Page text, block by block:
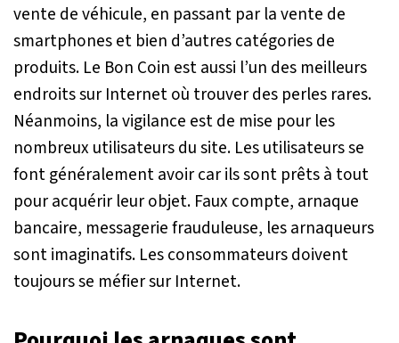
vente de véhicule, en passant par la vente de
smartphones et bien d’autres catégories de
produits. Le Bon Coin est aussi l’un des meilleurs
endroits sur Internet où trouver des perles rares.
Néanmoins, la vigilance est de mise pour les
nombreux utilisateurs du site. Les utilisateurs se
font généralement avoir car ils sont prêts à tout
pour acquérir leur objet. Faux compte, arnaque
bancaire, messagerie frauduleuse, les arnaqueurs
sont imaginatifs. Les consommateurs doivent
toujours se méfier sur Internet.